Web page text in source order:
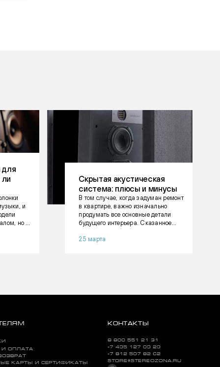
для
и
но не
в
Скрытая акустическая
система: плюсы и минусы
В том случае, когда задуман ремонт
в квартире, важно изначально
продумать все основные детали
будущего интерьера. Сказанное
акустики. Многие обходят своим
25 марта
И ОПЛАТА
КАРТЫ И СЕРТИФИКАТЫ
КОНТАКТЫ
8 800 551 21 31
+7 495 127 09 29
+7 812 507 82 62
STORE@STEREOZONA.RU